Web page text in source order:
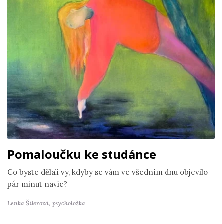
Pomaloučku ke studánce
Co byste dělali vy, kdyby se vám ve všedním dnu objevilo
pár minut navíc?
Lenka Šilerová, psycholožka